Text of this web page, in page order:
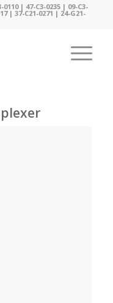
| 47-C3-0235 | 09-C3-
| 37-C21-0271 | 24-G21-
plexer